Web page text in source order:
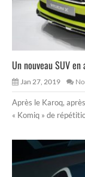
Un nouveau SUV
Jan 27, 2019
Après le Karoq,
« Komiq » de